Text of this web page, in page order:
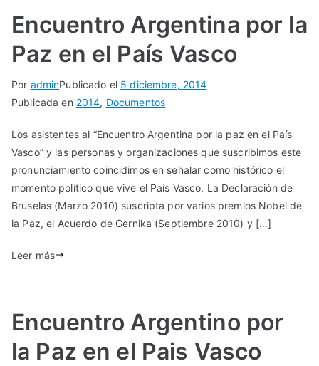
Encuentro Argentina por la
Paz en el País Vasco
Por adminPublicado el 5 diciembre, 2014
Publicada en 2014, Documentos
Los asistentes al “Encuentro Argentina por la paz en el País
Vasco” y las personas y organizaciones que suscribimos este
pronunciamiento coincidimos en señalar como histórico el
momento político que vive el País Vasco. La Declaración de
Bruselas (Marzo 2010) suscripta por varios premios Nobel de
la Paz, el Acuerdo de Gernika (Septiembre 2010) y […]
Leer más
Encuentro Argentino por
la Paz en el Pais Vasco